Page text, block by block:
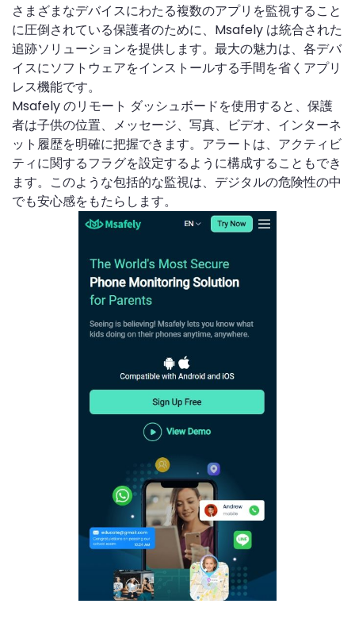
さまざまなデバイスにわたる複数のアプリを監視すること
に圧倒されている保護者のために、Msafely は統合された
追跡ソリューションを提供します。最大の魅力は、各デバ
イスにソフトウェアをインストールする手間を省くアプリ
レス機能です。
Msafely のリモート ダッシュボードを使用すると、保護
者は子供の位置、メッセージ、写真、ビデオ、インターネ
ット履歴を明確に把握できます。アラートは、アクティビ
ティに関するフラグを設定するように構成することもでき
ます。このような包括的な監視は、デジタルの危険性の中
でも安心感をもたらします。